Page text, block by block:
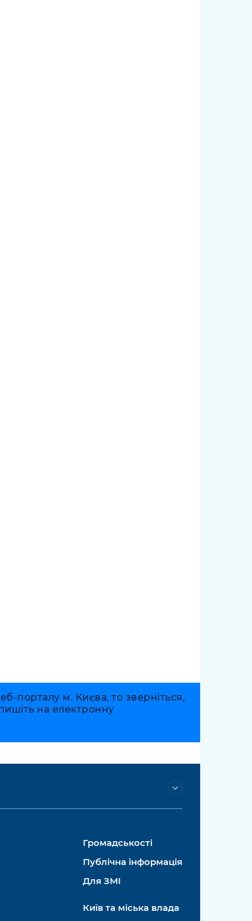
порталу м. Києва, то зверніться,
на електронну
Громадськості
Публічна інформація
Для ЗМІ
Київ та міська влада